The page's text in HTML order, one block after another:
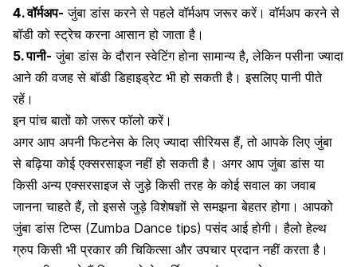
4. वॉर्मअप- जुंबा डांस करने से पहले वॉर्मअप जरूर करें। वॉर्मअप करने से
बॉडी को स्ट्रेच करना आसान हो जाता है।
5. पानी- जुंबा डांस के दौरान स्वेटिंग होना सामान्य है, लेकिन पसीना ज्यादा
आने की वजह से बॉडी डिहाइड्रेट भी हो सकती है। इसलिए पानी पीते
रहें।
इन पांच बातों को जरूर फॉलो करें।
अगर आप अपनी फिटनेस के लिए ज्यादा सीरियस हैं, तो आपके लिए जुंबा
से बढ़िया कोई एक्सरसाइज नहीं हो सकती है। अगर आप जुंबा डांस या
किसी अन्य एक्सरसाइज से जुड़े किसी तरह के कोई सवाल का जवाब
जानना चाहते हैं, तो इससे जुड़े विशेषज्ञों से समझना बेहतर होगा। आपको
जुंबा डांस टिप्स (Zumba Dance tips) पसंद आई होगी। हैलो हेल्थ
ग्रुप किसी भी प्रकार की चिकित्सा और उपचार प्रदान नहीं करता है।